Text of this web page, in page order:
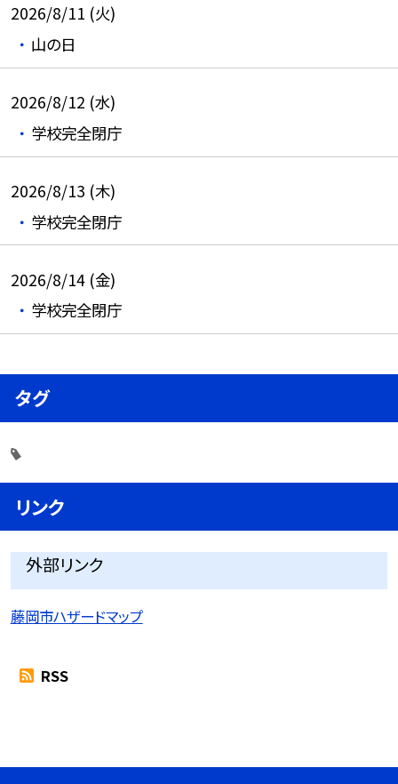
2026/8/11 (火)
山の日
2026/8/12 (水)
学校完全閉庁
2026/8/13 (木)
学校完全閉庁
2026/8/14 (金)
学校完全閉庁
タグ
リンク
外部リンク
藤岡市ハザードマップ
RSS